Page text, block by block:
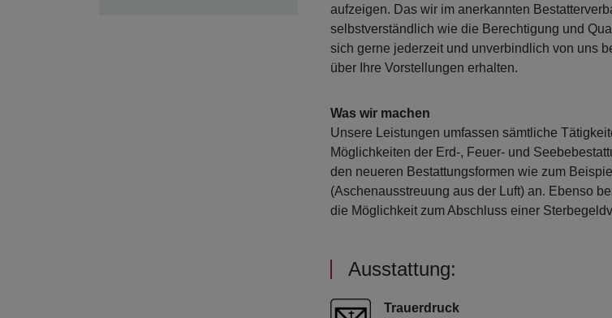
aufzeigen. Das wir im anerkannten
selbstverständlich wie die Berechtigung und
sich gerne jederzeit und unverbindlich von uns
über Ihre Vorstellungen erhalten.
Was wir machen
Unsere Leistungen umfassen sämtliche
Möglichkeiten der Erd-, Feuer- und
den neueren Bestattungsformen wie zum
(Aschenausstreuung aus der Luft) an. Ebenso
die Möglichkeit zum Abschluss einer
Ausstattung:
Trauerdruck